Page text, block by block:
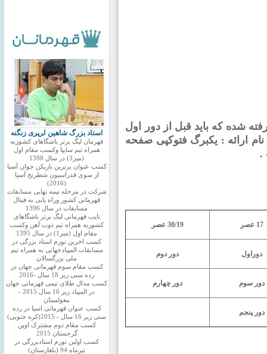
ریال در نظر گرفته شده که باید قبل از دور اول
ارائه : یکبرگ فتوکپی صفحه
.
17 عصر 30/19 عصر
دوراول دور دوم
دور سوم دور چهارم
دور پنجم
استاد بزرگ شاهین لرپری زنگنه
قهرمان لیگ برتر باشگاهای کشوربه
همراه تیم سایپا وکسب مقام اول
(میز3) در سال 1398
کسب عنوان برترین بازیکن جوان آسیا
از سوی فدراسیون شطرنج آسیا
(2016)
شرکت در مرحله نیمه نهایی مسابقات
قهرمانی کشور وراه یابی به فینال
مسابقات در سال 1396
نایب قهرمانی لیگ برتر باشگاهای
کشوربه همراه تیم ذوب آهن وکسب
مقام اول (میز1) در سال 1395
کسب اخرین نورم استاد بزرگی در
مسابقات المپیادجهانی به همراه تیم
ملی بزرگسالان
کسب مقام سوم قهرمانی جهان در
رده سنی زیر 18 سال -2016
کسب مدال طلای تیمی قهرمانی جهان
در المپیاد زیر 16 سال 2015 -
مغولستان
کسب عنوان قهرمانی اسیا در رده
سنی زیر 16 سال - 2015(کره جنوبی)
کسب مقام دوم مشترک اوپن
گرجستان 2015
کسب اولین نورم استادبزرگی در
تیرماه 94 (بلغارستان)